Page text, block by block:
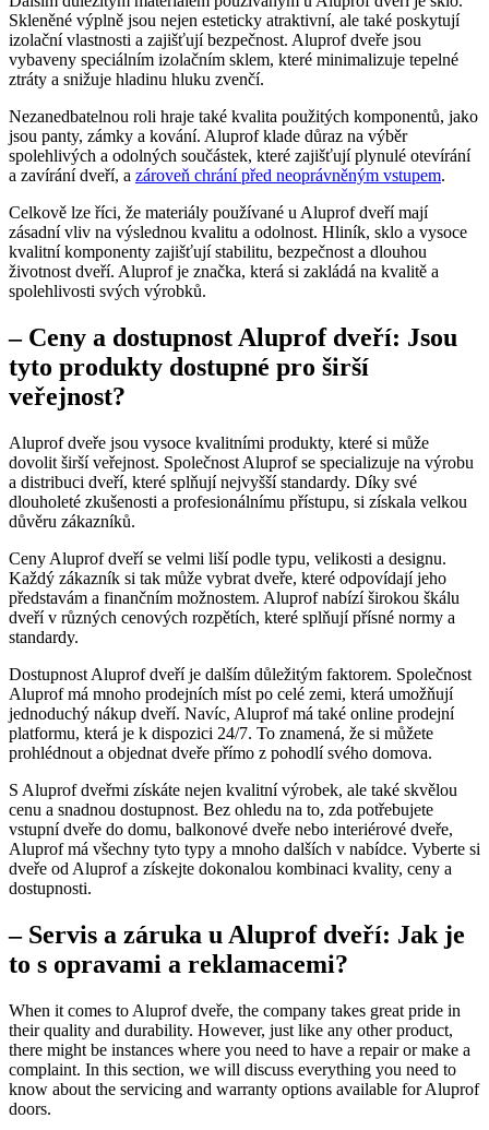
Skleněné výplně jsou nejen esteticky atraktivní, ale také poskytují
izolační vlastnosti a zajišťují bezpečnost. Aluprof dveře jsou
vybaveny speciálním izolačním sklem, které minimalizuje tepelné
ztráty a snižuje hladinu hluku zvenčí.
Nezanedbatelnou roli hraje také kvalita použitých komponentů, jako
jsou panty, zámky a kování. Aluprof klade důraz na výběr
spolehlivých a odolných součástek, které zajišťují plynulé otevírání
a zavírání dveří, a zároveň chrání před neoprávněným vstupem.
Celkově lze říci, že materiály používané u Aluprof dveří mají
zásadní vliv na výslednou kvalitu a odolnost. Hliník, sklo a vysoce
kvalitní komponenty zajišťují stabilitu, bezpečnost a dlouhou
životnost dveří. Aluprof je značka, která si zakládá na kvalitě a
spolehlivosti svých výrobků.
– Ceny a dostupnost Aluprof dveří: Jsou
tyto produkty dostupné pro širší
veřejnost?
Aluprof dveře jsou vysoce kvalitními produkty, které si může
dovolit širší veřejnost. Společnost Aluprof se specializuje na výrobu
a distribuci dveří, které splňují nejvyšší standardy. Díky své
dlouholeté zkušenosti a profesionálnímu přístupu, si získala velkou
důvěru zákazníků.
Ceny Aluprof dveří se velmi liší podle typu, velikosti a designu.
Každý zákazník si tak může vybrat dveře, které odpovídají jeho
představám a finančním možnostem. Aluprof nabízí širokou škálu
dveří v různých cenových rozpětích, které splňují přísné normy a
standardy.
Dostupnost Aluprof dveří je dalším důležitým faktorem. Společnost
Aluprof má mnoho prodejních míst po celé zemi, která umožňují
jednoduchý nákup dveří. Navíc, Aluprof má také online prodejní
platformu, která je k dispozici 24/7. To znamená, že si můžete
prohlédnout a objednat dveře přímo z pohodlí svého domova.
S Aluprof dveřmi získáte nejen kvalitní výrobek, ale také skvělou
cenu a snadnou dostupnost. Bez ohledu na to, zda potřebujete
vstupní dveře do domu, balkonové dveře nebo interiérové dveře,
Aluprof má všechny tyto typy a mnoho dalších v nabídce. Vyberte si
dveře od Aluprof a získejte dokonalou kombinaci kvality, ceny a
dostupnosti.
– Servis a záruka u Aluprof dveří: Jak je
to s opravami a reklamacemi?
When it comes to Aluprof dveře, the company takes great pride in
their quality and durability. However, just like any other product,
there might be instances where you need to have a repair or make a
complaint. In this section, we will discuss everything you need to
know about the servicing and warranty options available for Aluprof
doors.